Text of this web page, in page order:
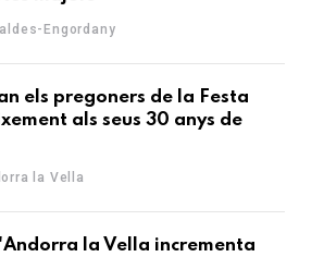
Engordany
els pregoners de la Festa
als seus 30 anys de
la Vella
la Vella incrementa